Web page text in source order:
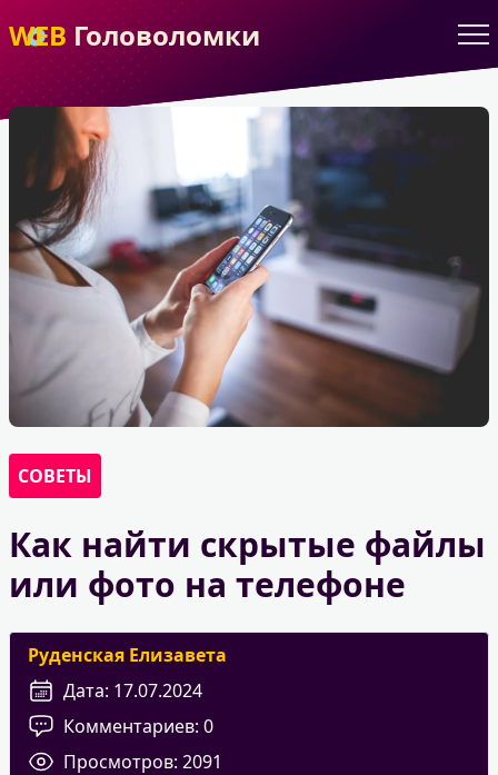
WEBГоловоломки
СОВЕТЫ
Как найти скрытые файлы
или фото на телефоне
Руденская Елизавета
Дата: 17.07.2024
Комментариев: 0
Просмотров: 2091